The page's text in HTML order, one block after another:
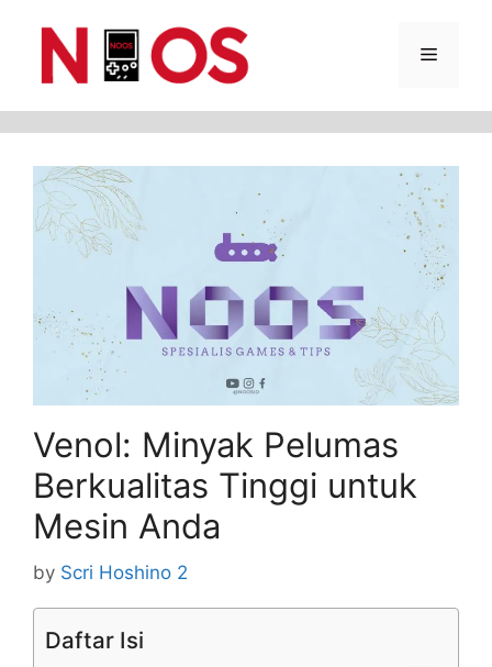
Menu
Venol: Minyak Pelumas
Berkualitas Tinggi untuk
Mesin Anda
by Scri Hoshino 2
Daftar Isi